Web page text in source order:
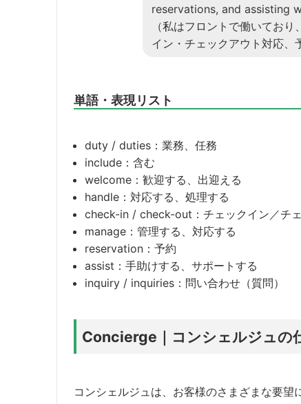
reservations, and assisting
（私はフロントで働いてお
イン・チェックアウト対応、
単語・表現リスト
duty / duties：業務、任務
include：含む
welcome：歓迎する、出迎える
handle：対応する、処理する
check-in / check-out：チェックイン／チ
manage：管理する、対応する
reservation：予約
assist：手助けする、サポートする
inquiry / inquiries：問い合わせ（質問）
Concierge｜コンシェルジュの
コンシェルジュは、お客様のさまざまな要望